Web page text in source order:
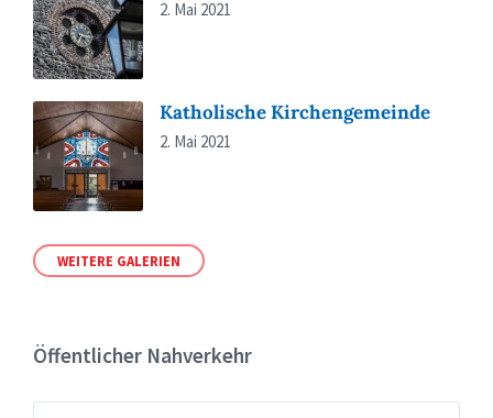
2. Mai 2021
Katholische Kirchengemeinde
2. Mai 2021
WEITERE GALERIEN
Öffentlicher Nahverkehr